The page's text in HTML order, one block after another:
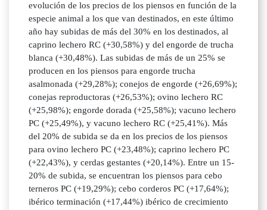
evolución de los precios de los piensos en función de la
especie animal a los que van destinados, en este último
año hay subidas de más del 30% en los destinados, al
caprino lechero RC (+30,58%) y del engorde de trucha
blanca (+30,48%). Las subidas de más de un 25% se
producen en los piensos para engorde trucha
asalmonada (+29,28%); conejos de engorde (+26,69%);
conejas reproductoras (+26,53%); ovino lechero RC
(+25,98%); engorde dorada (+25,58%); vacuno lechero
PC (+25,49%), y vacuno lechero RC (+25,41%). Más
del 20% de subida se da en los precios de los piensos
para ovino lechero PC (+23,48%); caprino lechero PC
(+22,43%), y cerdas gestantes (+20,14%). Entre un 15-
20% de subida, se encuentran los piensos para cebo
terneros PC (+19,29%); cebo corderos PC (+17,64%);
ibérico terminación (+17,44%) ibérico de crecimiento